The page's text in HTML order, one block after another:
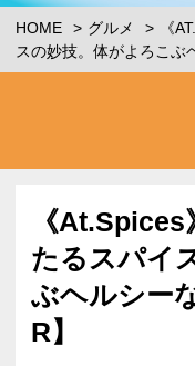
HOME グルメ
《
スの妙技。体がよろこぶ
《
たるスパイ
ぶヘルシー
R】